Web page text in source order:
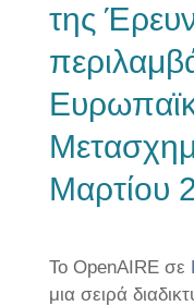
της
Μαρτίου
Το OpenAIRE σε
μια σειρά